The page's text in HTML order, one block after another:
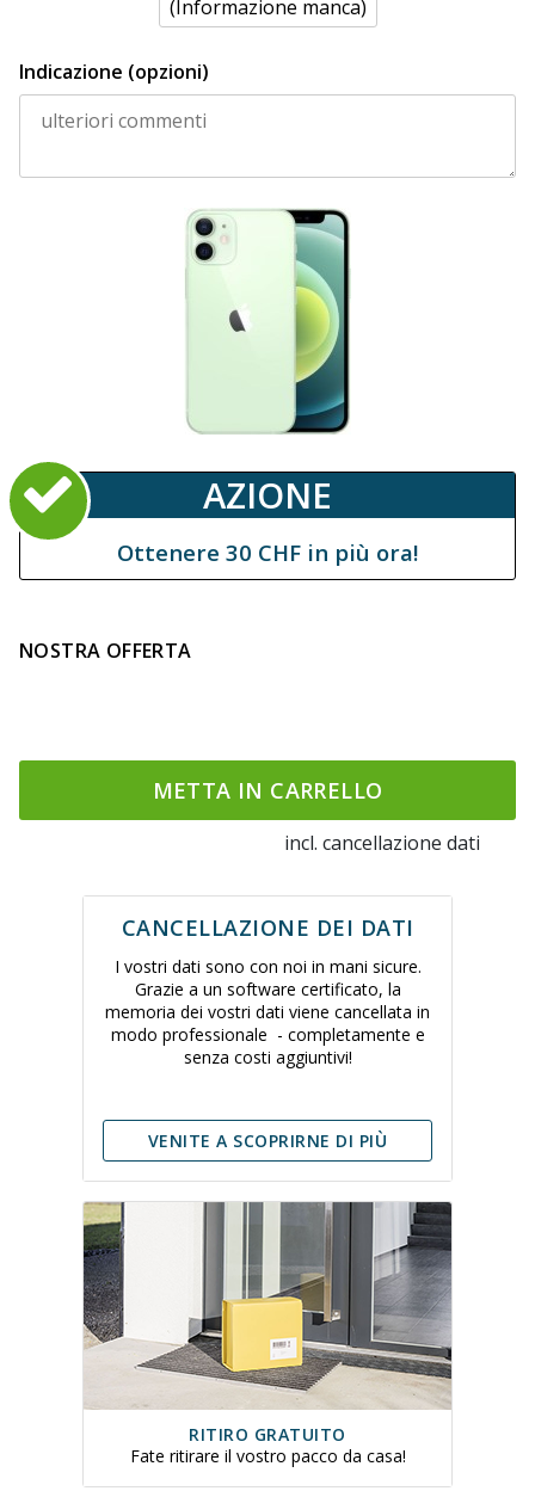
(Informazione manca)
Indicazione (opzioni)
AZIONE
Ottenere 30 CHF in più ora!
NOSTRA OFFERTA
METTA IN CARRELLO
incl. cancellazione dati
CANCELLAZIONE DEI DATI
I vostri dati sono con noi in mani sicure.
Grazie a un software certificato, la
memoria dei vostri dati viene cancellata in
modo professionale - completamente e
senza costi aggiuntivi!
VENITE A SCOPRIRNE DI PIÙ
RITIRO GRATUITO
Fate ritirare il vostro pacco da casa!